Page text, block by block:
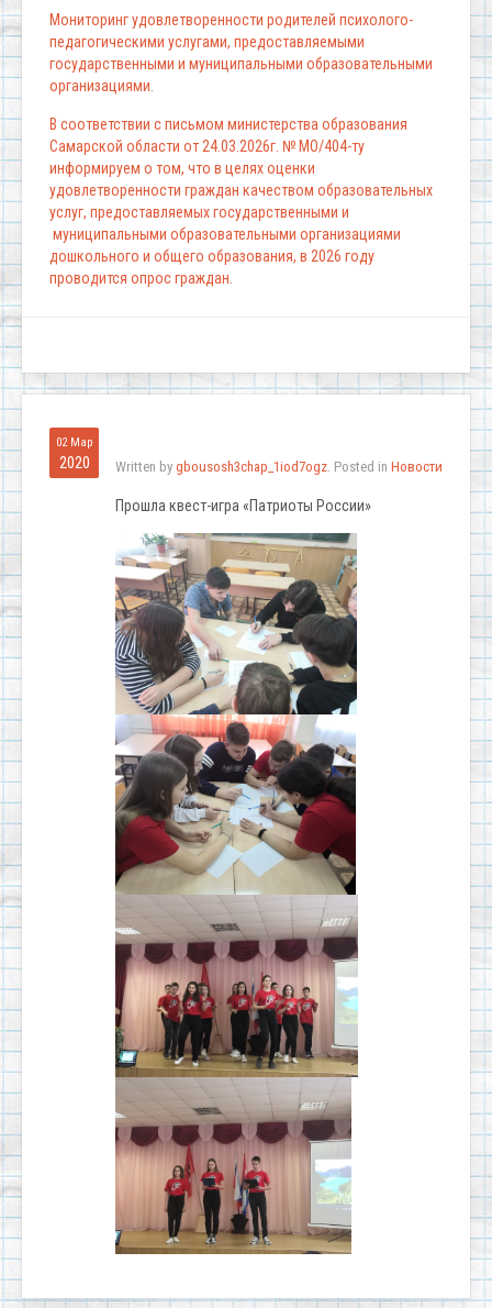
Мониторинг удовлетворенности родителей психолого-
педагогическими услугами, предоставляемыми
государственными и муниципальными образовательными
организациями.
В соответствии с письмом министерства образования
Самарской области от 24.03.2026г. № МО/404-ту
информируем о том, что в целях оценки
удовлетворенности граждан качеством образовательных
услуг, предоставляемых государственными и
муниципальными образовательными организациями
дошкольного и общего образования, в 2026 году
проводится опрос граждан.
02 Мар
2020 Written by gbousosh3chap_1iod7ogz. Posted in Новости
Прошла квест-игра «Патриоты России»